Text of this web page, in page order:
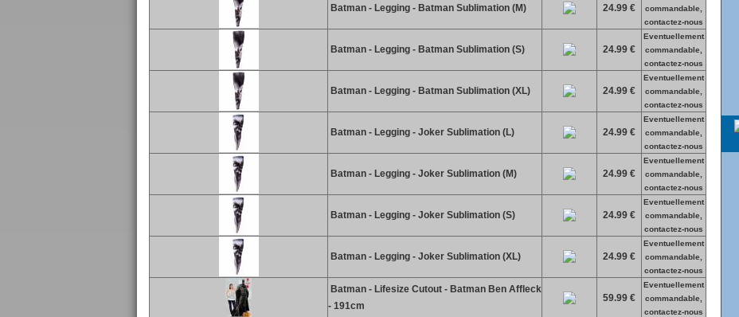
Batman - Legging - Batman Sublimation (M) 24.99 €
commandable,
contactez-nous
Batman - Legging - Batman Sublimation (S) 24.99 €
Eventuellement
commandable,
contactez-nous
Batman - Legging - Batman Sublimation (XL) 24.99 €
Eventuellement
commandable,
contactez-nous
Batman - Legging - Joker Sublimation (L) 24.99 €
Eventuellement
commandable,
contactez-nous
Batman - Legging - Joker Sublimation (M) 24.99 €
Eventuellement
commandable,
contactez-nous
Batman - Legging - Joker Sublimation (S) 24.99 €
Eventuellement
commandable,
contactez-nous
Batman - Legging - Joker Sublimation (XL) 24.99 €
Eventuellement
commandable,
contactez-nous
Batman - Lifesize Cutout - Batman Ben Affleck
- 191cm
59.99 €
Eventuellement
commandable,
contactez-nous